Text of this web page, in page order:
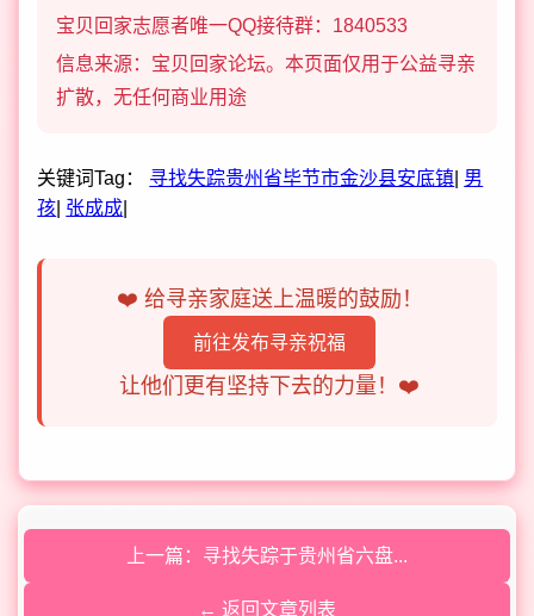
宝贝回家志愿者唯一QQ接待群：1840533
信息来源：宝贝回家论坛。本页面仅用于公益寻亲
扩散，无任何商业用途
关键词Tag： 寻找失踪贵州省毕节市金沙县安底镇 男
孩 张成成
❤️ 给寻亲家庭送上温暖的鼓励！
前往发布寻亲祝福
让他们更有坚持下去的力量！❤️
上一篇：寻找失踪于贵州省六盘...
← 返回文章列表